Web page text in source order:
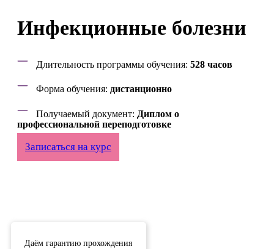
Инфекционные болезни
Длительность программы обучения: 528 часов
Форма обучения: дистанционно
Получаемый документ: Диплом о
профессиональной переподготовке
Записаться на курс
Даём гарантию прохождения